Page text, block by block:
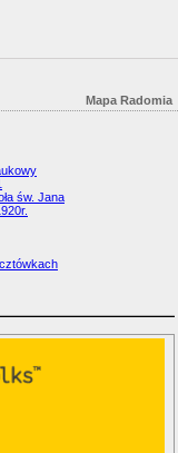
Mapa Radomia
św. Jana